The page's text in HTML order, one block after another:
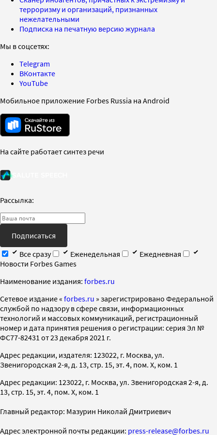
терроризму и организаций, признанных
нежелательными
Подписка на печатную версию журнала
Мы в соцсетях:
Telegram
ВКонтакте
YouTube
Мобильное приложение Forbes Russia на Android
На сайте работает синтез речи
Рассылка:
Подписаться
Все сразу
Еженедельная
Ежедневная
Новости Forbes Games
Наименование издания: forbes.ru
Cетевое издание « forbes.ru » зарегистрировано Федеральной
службой по надзору в сфере связи, информационных
технологий и массовых коммуникаций, регистрационный
номер и дата принятия решения о регистрации: серия Эл №
ФС77-82431 от 23 декабря 2021 г.
Адрес редакции, издателя: 123022, г. Москва, ул.
Звенигородская 2-я, д. 13, стр. 15, эт. 4, пом. X, ком. 1
Адрес редакции: 123022, г. Москва, ул. Звенигородская 2-я, д.
13, стр. 15, эт. 4, пом. X, ком. 1
Главный редактор: Мазурин Николай Дмитриевич
Адрес электронной почты редакции: press-release@forbes.ru